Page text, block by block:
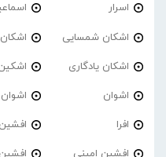
اسرار
اشکان شمسایی
اشکان یادگاری اشکین
اشوان
افرا
افشین امینی